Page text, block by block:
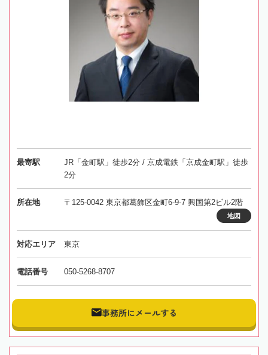
最寄駅
JR「金町駅」徒歩2分 / 京成電鉄「京成金町駅」徒歩
2分
所在地 〒125-0042 東京都葛飾区金町6-9-7 興国第2ビル2階
地図
対応エリア 東京
電話番号 050-5268-8707
事務所にメールする